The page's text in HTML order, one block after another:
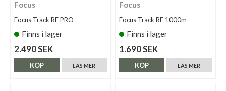
Focus
Focus Track RF PRO
Finns i lager
2.490 SEK
LÄS MER
KÖP
Focus
Focus Track RF 1000m
Finns i lager
1.690 SEK
LÄS MER
KÖP